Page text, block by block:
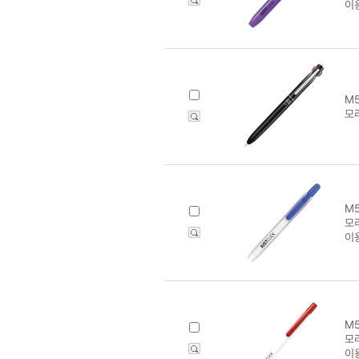
이
모
모
이
모
이